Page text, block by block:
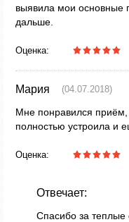
выявила мои основные
дальше.
Оценка:
Мария (04.07.2018)
Мне понравился
полностью устроила и
Оценка:
Отвечает:
Спасибо за теплые